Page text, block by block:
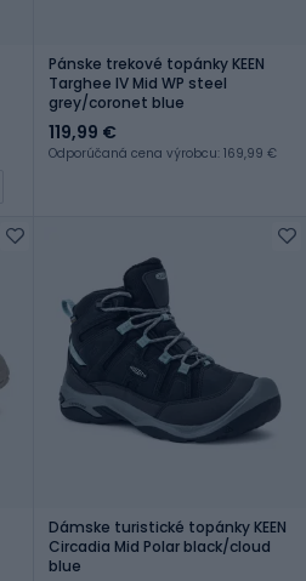
Pánske trekové topánky KEEN
Targhee IV Mid WP steel
grey/coronet blue
119,99 €
Odporúčaná cena výrobcu: 169,99 €
Dámske turistické topánky KEEN
Circadia Mid Polar black/cloud
blue